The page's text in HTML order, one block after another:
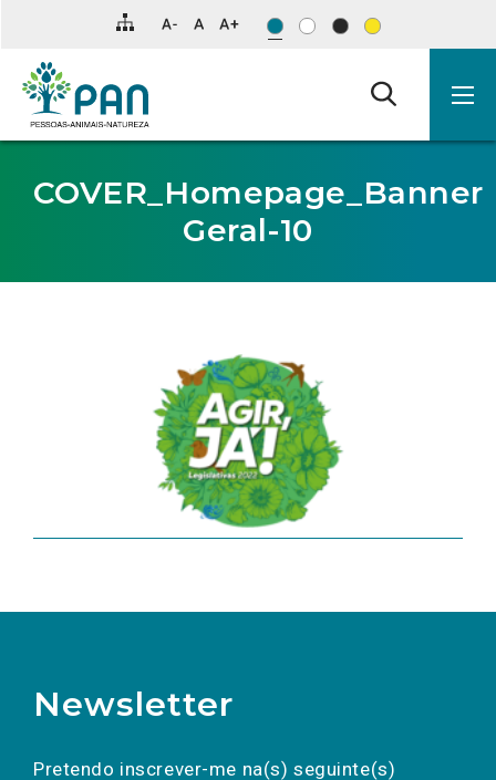
para
conteúdo
principal
da
COVER_Homepage_Banner
Geral-10
Newsletter
Pretendo inscrever-me na(s) seguinte(s)
a(s) newsletter(s).
mail